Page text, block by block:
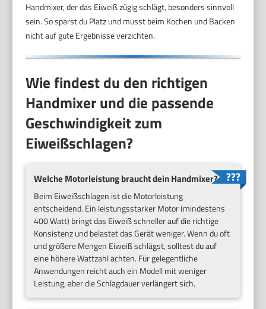
Handmixer, der das Eiweiß zügig schlägt, besonders sinnvoll
sein. So sparst du Platz und musst beim Kochen und Backen
nicht auf gute Ergebnisse verzichten.
Wie findest du den richtigen
Handmixer und die passende
Geschwindigkeit zum
Eiweißschlagen?
Welche Motorleistung braucht dein Handmixer?
Beim Eiweißschlagen ist die Motorleistung
entscheidend. Ein leistungsstarker Motor (mindestens
400 Watt) bringt das Eiweiß schneller auf die richtige
Konsistenz und belastet das Gerät weniger. Wenn du oft
und größere Mengen Eiweiß schlägst, solltest du auf
eine höhere Wattzahl achten. Für gelegentliche
Anwendungen reicht auch ein Modell mit weniger
Leistung, aber die Schlagdauer verlängert sich.